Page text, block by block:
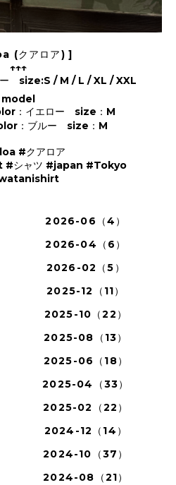
(クアロア) ]
↑↑↑
ー size:S / M / L / XL / XXL
model
：イエロー size：M
：ブルー size：M
#クアロア
#シャツ #japan #Tokyo
2026-06（4）
2026-04（6）
2026-02（5）
2025-12（11）
2025-10（22）
2025-08（13）
2025-06（18）
2025-04（33）
2025-02（22）
2024-12（14）
2024-10（37）
2024-08（21）